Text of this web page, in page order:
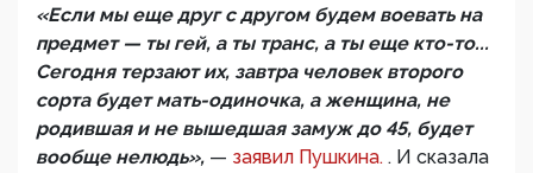
«Если мы еще друг с другом будем воевать на
предмет — ты гей, а ты транс, а ты еще кто-то...
Сегодня терзают их, завтра человек второго
сорта будет мать-одиночка, а женщина, не
родившая и не вышедшая замуж до 45, будет
вообще нелюдь», — заявил Пушкина. . И сказала